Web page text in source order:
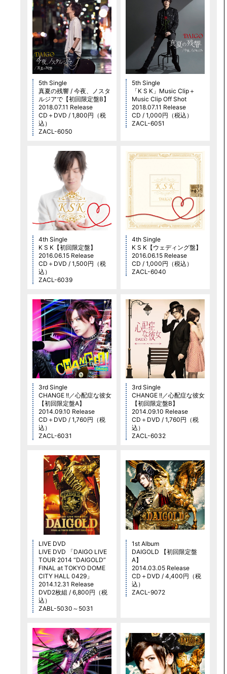
5th Single
真夏の残響 / 今夜、ノスタ
ルジアで【初回限定盤B】
2018.07.11 Release
CD＋DVD / 1,800円（税
込）
ZACL-6050
5th Single
「K S K」Music Clip＋
Music Clip Off Shot
2018.07.11 Release
CD / 1,000円（税込）
ZACL-6051
4th Single
K S K【初回限定盤】
2016.06.15 Release
CD＋DVD / 1,500円（税
込）
ZACL-6039
4th Single
K S K【ウェディング盤】
2016.06.15 Release
CD / 1,000円（税込）
ZACL-6040
3rd Single
CHANGE !!／心配症な彼女
【初回限定盤A】
2014.09.10 Release
CD＋DVD / 1,760円（税
込）
ZACL-6031
3rd Single
CHANGE !!／心配症な彼女
【初回限定盤B】
2014.09.10 Release
CD＋DVD / 1,760円（税
込）
ZACL-6032
LIVE DVD
LIVE DVD 「DAIGO LIVE
TOUR 2014 “DAIGOLD”
FINAL at TOKYO DOME
CITY HALL 0429」
2014.12.31 Release
DVD2枚組 / 6,800円（税
込）
ZABL-5030～5031
1st Album
DAIGOLD 【初回限定盤
A】
2014.03.05 Release
CD＋DVD / 4,400円（税
込）
ZACL-9072